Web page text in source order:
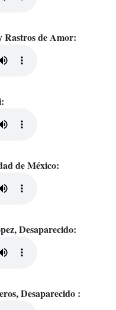
Rastros de Amor:
de México:
Desaparecido:
Desaparecido :